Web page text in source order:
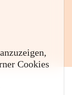
Cookies